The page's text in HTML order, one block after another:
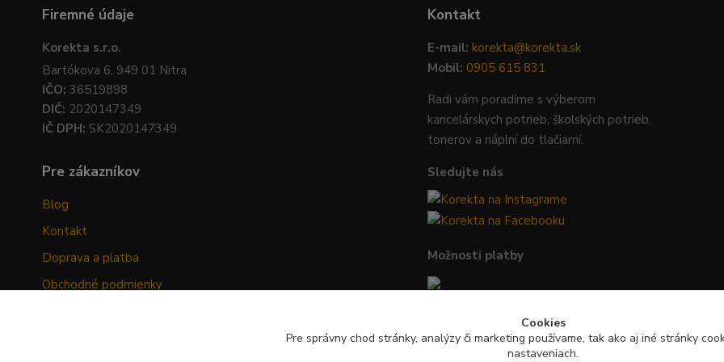
Firemné údaje
Korekta s.r.o.
Bartókova 6, 949 01 Nitra
IČO: 36519898
DIČ: 2020147349
IČ DPH: SK2020147349
Pre zákazníkov
Blog
Kontakt
Doprava a platba
Obchodné podmienky
Kontakt
E-mail: korekta@korekta.sk
Mobil: 0905 615 831
Radi vám poradíme s výberom
kancelárskych potrieb, školských potrieb,
tonerov a náplní do tlačiarní.
Sledujte nás
Možnosti platby
Bezpečná platba kartou, Google Pay,
Apple Pay a bankovým prevodom.
Cookies
Pre správny chod stránky, analýzy či marketing používame, tak ako aj iné stránky
nastaveniach.